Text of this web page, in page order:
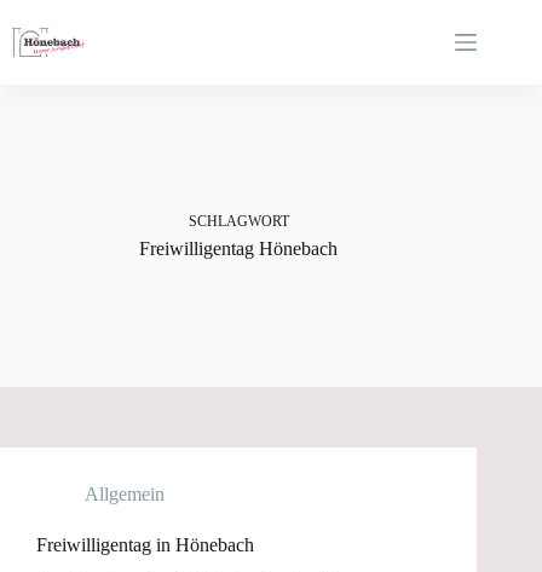
Inhalt
springen
SCHLAGWORT
Freiwilligentag Hönebach
Allgemein
Freiwilligentag in Hönebach